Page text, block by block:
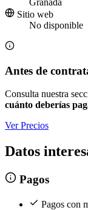
Granada
Sitio web
No disponible
Antes de
Consulta nuestra
cuánto deberías
Ver Precios
Datos
Pagos
Pagos con